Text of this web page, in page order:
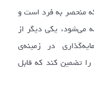
منحصر به فرد است و
می‌شود، یکی دیگر از
در زمینه‌ی
تضمین کند که قابل